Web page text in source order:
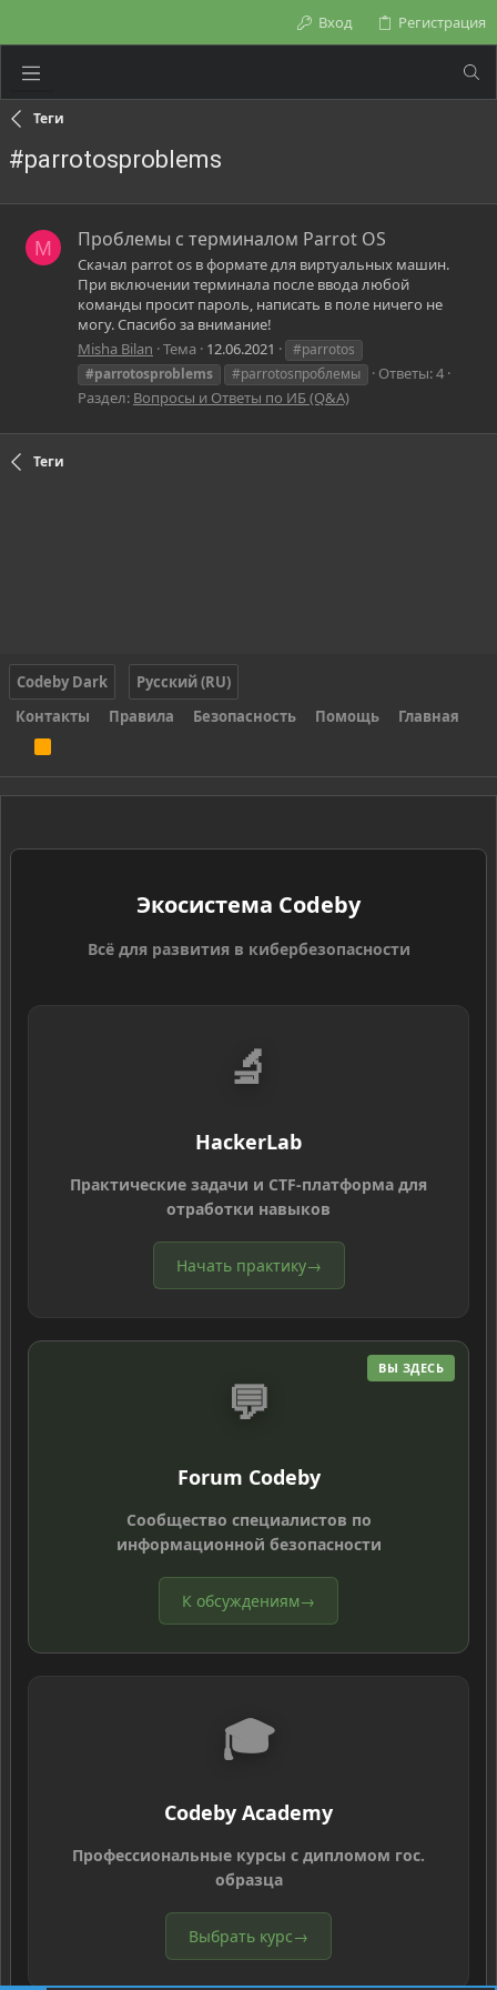
Вход Регистрация
Теги
#parrotosproblems
M Проблемы с терминалом Parrot OS
Скачал parrot os в формате для виртуальных машин.
При включении терминала после ввода любой
команды просит пароль, написать в поле ничего не
могу. Спасибо за внимание!
Misha Bilan Тема 12.06.2021
#parrotos
#parrotosproblems
#parrotosпроблемы
Ответы: 4
Раздел: Вопросы и Ответы по ИБ (Q&A)
Теги
Codeby Dark
Русский (RU)
Контакты
Правила Безопасность Помощь Главная
S
Экосистема Codeby
Всё для развития в кибербезопасности
🔬
HackerLab
Практические задачи и CTF-платформа для
отработки навыков
Начать практику→
ВЫ ЗДЕСЬ
💬
Forum Codeby
Сообщество специалистов по
информационной безопасности
К обсуждениям→
🎓
Codeby Academy
Профессиональные курсы с дипломом гос.
образца
Выбрать курс→